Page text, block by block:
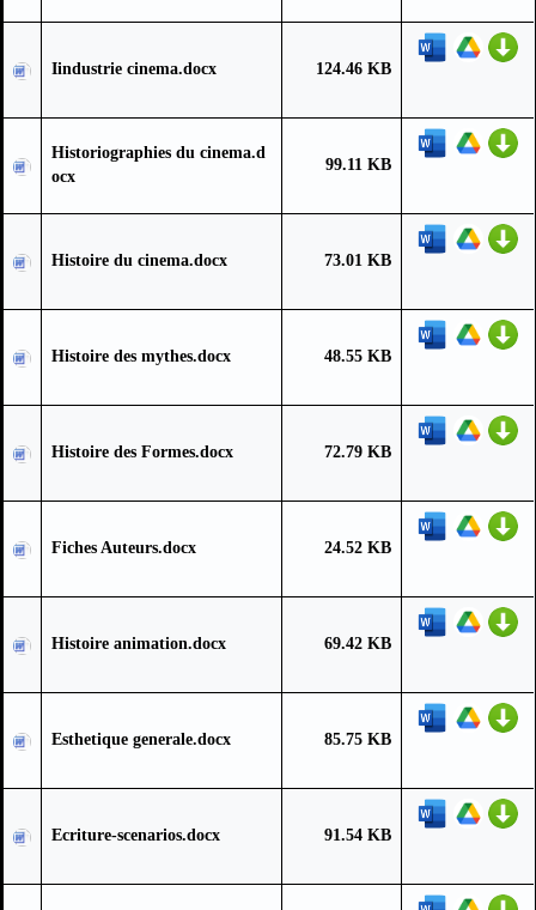
Iindustrie cinema.docx 124.46 KB
Historiographies du cinema.d
ocx
99.11 KB
Histoire du cinema.docx 73.01 KB
Histoire des mythes.docx 48.55 KB
Histoire des Formes.docx 72.79 KB
Fiches Auteurs.docx 24.52 KB
Histoire animation.docx 69.42 KB
Esthetique generale.docx 85.75 KB
Ecriture-scenarios.docx 91.54 KB